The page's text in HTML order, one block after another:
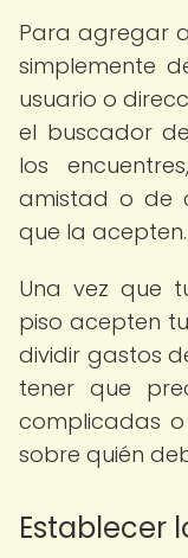
Para agregar
simplemente
usuario o
el buscador
los
amistad o de
que la acepten.
Una vez que
piso acepten
dividir gastos
tener que
complicadas o
sobre quién
Establecer